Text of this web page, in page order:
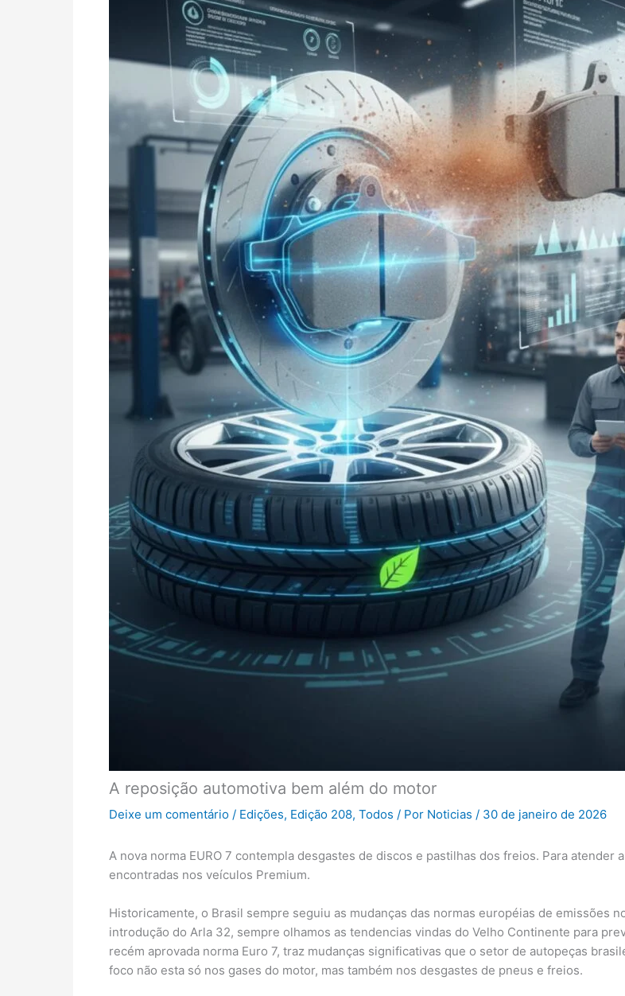
A reposição automotiva bem além do motor
Deixe um comentário / Edições, Edição 208, Todos / Por Noticias / 30 de janeiro de 2026
A nova norma EURO 7 contempla desgastes de discos e pastilhas dos freios. Para atender
encontradas nos veículos Premium.
Historicamente, o Brasil sempre seguiu as mudanças das normas européias de emissões
introdução do Arla 32, sempre olhamos as tendencias vindas do Velho Continente para
recém aprovada norma Euro 7, traz mudanças significativas que o setor de autopeças
foco não esta só nos gases do motor, mas também nos desgastes de pneus e freios.